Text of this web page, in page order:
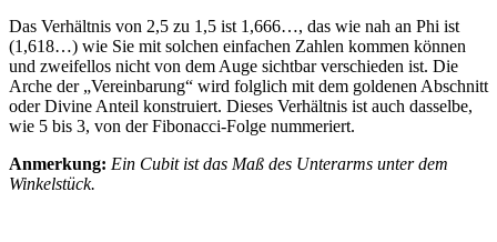
Das Verhältnis von 2,5 zu 1,5 ist 1,666…, das wie nah an Phi ist
(1,618…) wie Sie mit solchen einfachen Zahlen kommen können
und zweifellos nicht von dem Auge sichtbar verschieden ist. Die
Arche der „Vereinbarung“ wird folglich mit dem goldenen Abschnitt
oder Divine Anteil konstruiert. Dieses Verhältnis ist auch dasselbe,
wie 5 bis 3, von der Fibonacci-Folge nummeriert.
Anmerkung: Ein Cubit ist das Maß des Unterarms unter dem
Winkelstück.